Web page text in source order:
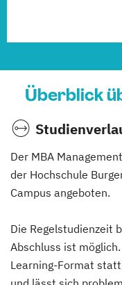
Überblick
Der MBA
der Hochschule
Campus angeboten.
Die Regelstudienzeit
Abschluss ist
Learning-Format